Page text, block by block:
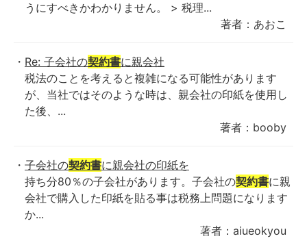
うにすべきかわかりません。 > 税理...
著者：あおこ
Re: 子会社の契約書に親会社
税法のことを考えると複雑になる可能性があります
が、当社ではそのような時は、親会社の印紙を使用し
た後、...
著者：booby
子会社の契約書に親会社の印紙を
持ち分80％の子会社があります。子会社の契約書に親
会社で購入した印紙を貼る事は税務上問題になります
か...
著者：aiueokyou